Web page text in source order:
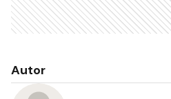
Autor